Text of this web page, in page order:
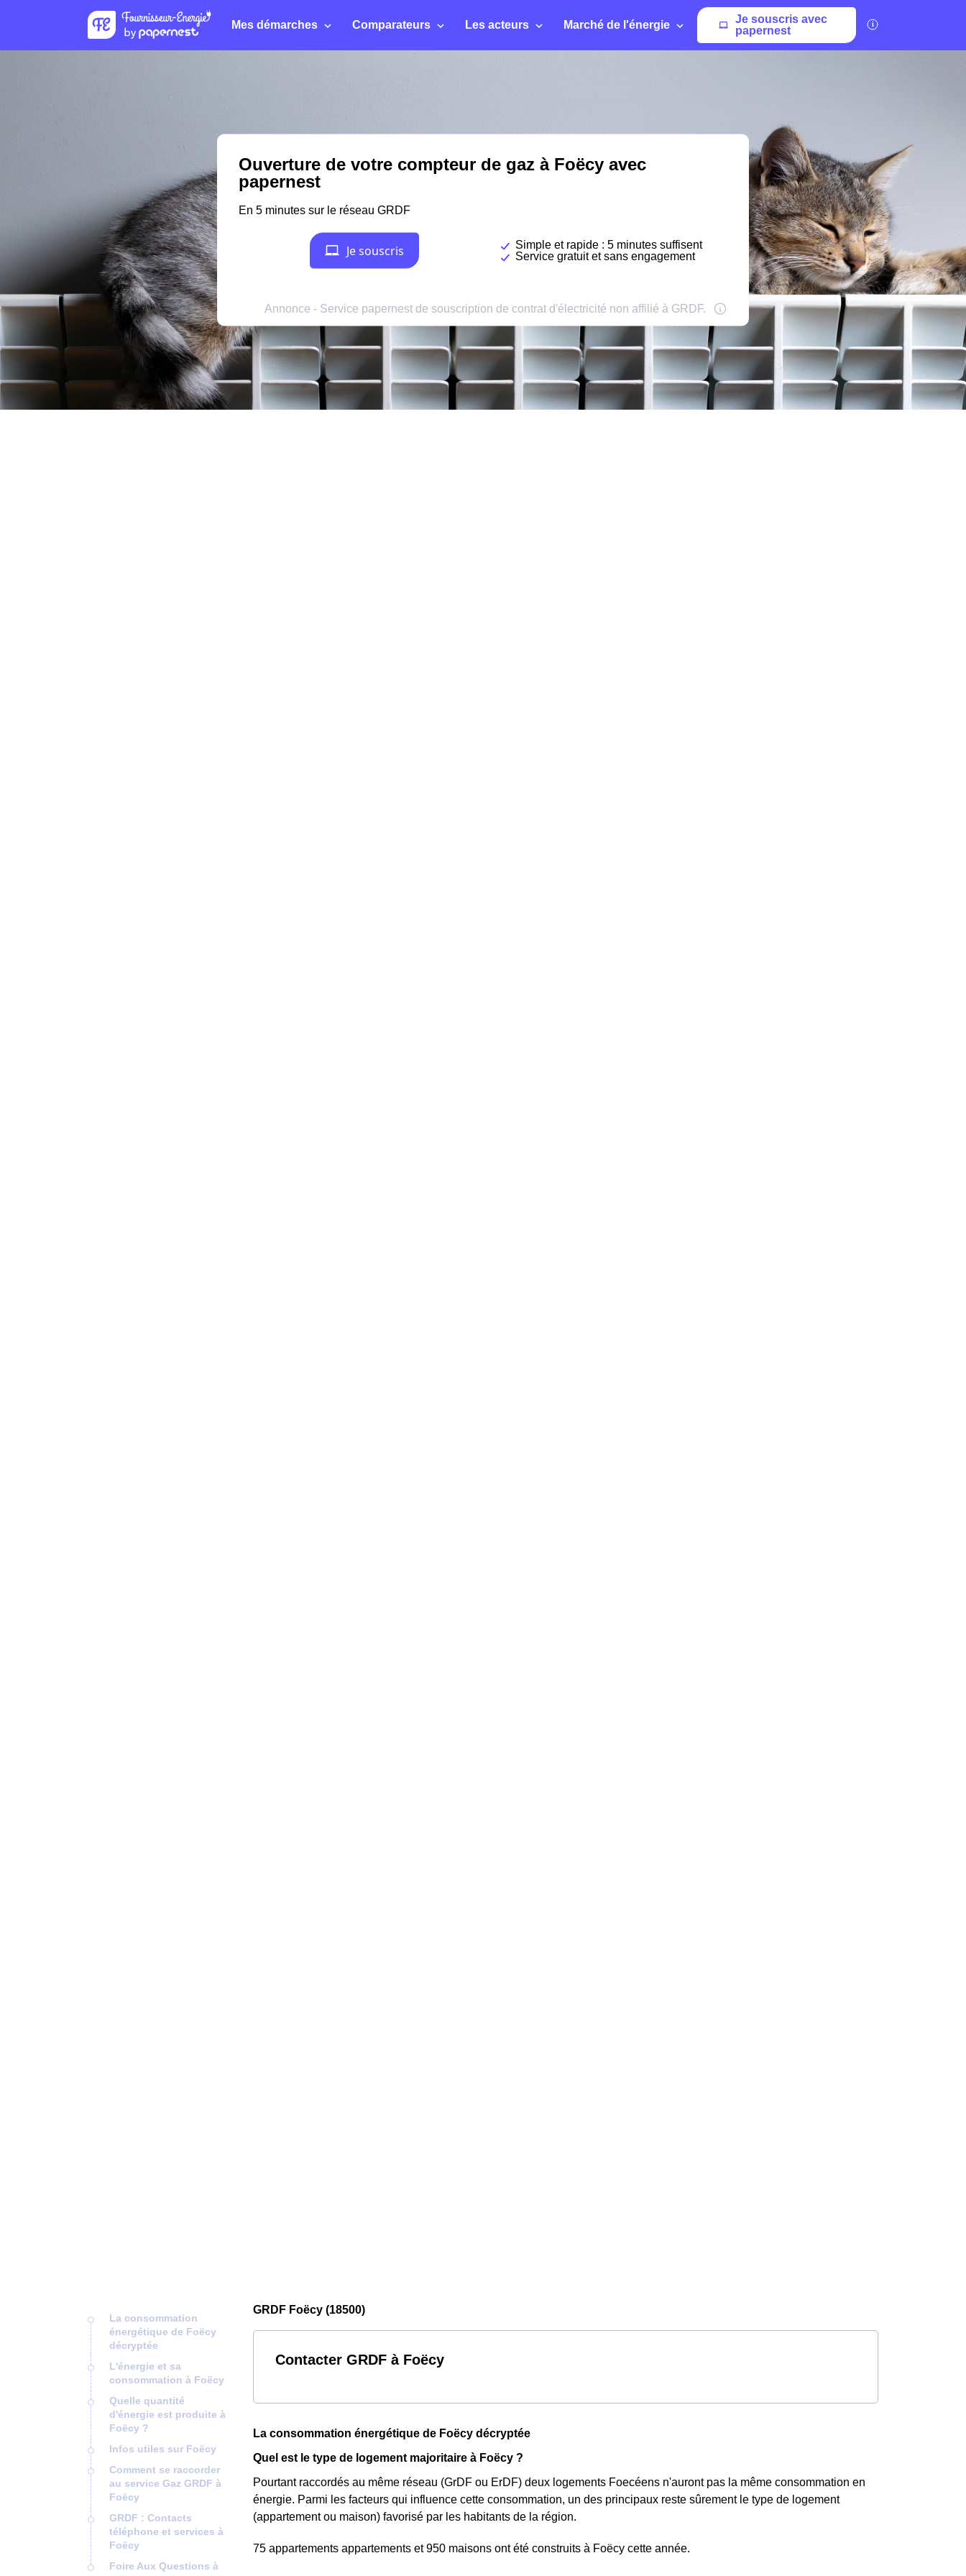
Mes démarches Comparateurs Les acteurs Marché de l'énergie
Je souscris avec
papernest
La consommation
énergétique de Foëcy
décryptée
L'énergie et sa
consommation à Foëcy
Quelle quantité
d'énergie est produite à
Foëcy ?
Infos utiles sur Foëcy
Comment se raccorder
au service Gaz GRDF à
Foëcy
GRDF : Contacts
téléphone et services à
Foëcy
Foire Aux Questions à
GRDF Foëcy (18500)
Contacter GRDF à Foëcy
La consommation énergétique de Foëcy décryptée
Quel est le type de logement majoritaire à Foëcy ?
Pourtant raccordés au même réseau (GrDF ou ErDF) deux logements Foecéens n'auront pas la même consommation en
énergie. Parmi les facteurs qui influence cette consommation, un des principaux reste sûrement le type de logement
(appartement ou maison) favorisé par les habitants de la région.
75 appartements appartements et 950 maisons ont été construits à Foëcy cette année.